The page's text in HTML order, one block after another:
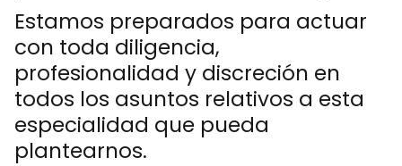
Estamos preparados para actuar
con toda diligencia,
profesionalidad y discreción en
todos los asuntos relativos a esta
especialidad que pueda
plantearnos.